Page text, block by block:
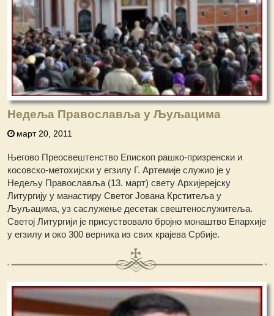
Недеља Православља у Љуљацима
март 20, 2011
Његово Преосвештенство Епископ рашко-призренски и
косовско-метохијски у егзилу Г. Артемије служио је у
Недељу Православља (13. март) свету Архијерејску
Литургију у манастиру Светог Јована Крститеља у
Љуљацима, уз саслужење десетак свештенослужитеља.
Светој Литургији је присуствовало бројно монаштво Епархије
у егзилу и око 300 верника из свих крајева Србије.